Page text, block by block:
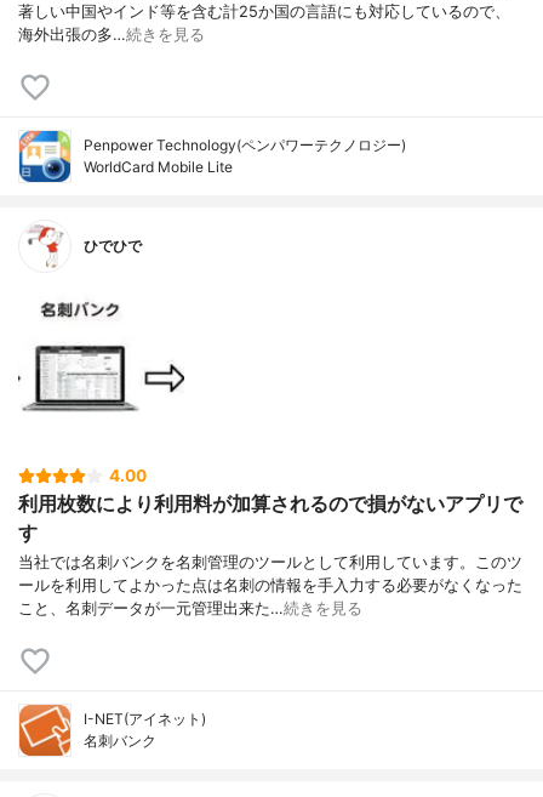
著しい中国やインド等を含む計25か国の言語にも対応しているので、
海外出張の多…続きを見る
Penpower Technology(ペンパワーテクノロジー)
WorldCard Mobile Lite
ひでひで
4.00
利用枚数により利用料が加算されるので損がないアプリで
す
当社では名刺バンクを名刺管理のツールとして利用しています。このツ
ールを利用してよかった点は名刺の情報を手入力する必要がなくなった
こと、名刺データが一元管理出来た…続きを見る
I-NET(アイネット)
名刺バンク